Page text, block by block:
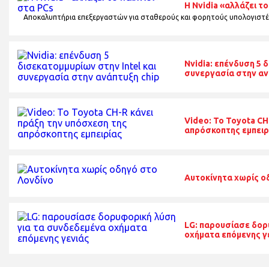
Η Nvidia «αλλάζει το
Αποκαλυπτήρια επεξεργαστών για σταθερούς και φορητούς
Nvidia: επένδυση 5
συνεργασία στην
Video: Το Toyota
απρόσκοπτης
Αυτοκίνητα χωρίς
LG: παρουσίασε
οχήματα επόμενης